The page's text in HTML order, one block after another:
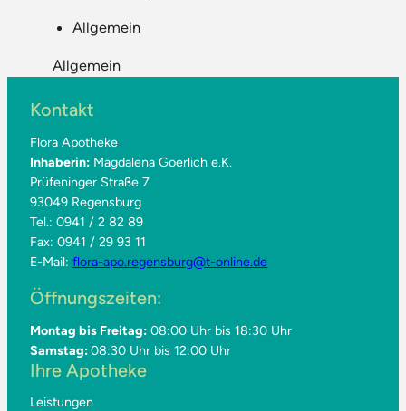
Allgemein
Allgemein
Kontakt
Flora Apotheke
Inhaberin: Magdalena Goerlich e.K.
Prüfeninger Straße 7
93049 Regensburg
Tel.: 0941 / 2 82 89
Fax: 0941 / 29 93 11
E-Mail:flora-apo.regensburg@t-online.de
Öffnungszeiten:
Montag bis Freitag: 08:00 Uhr bis 18:30 Uhr
Samstag:08:30 Uhr bis 12:00 Uhr
Ihre Apotheke
Leistungen